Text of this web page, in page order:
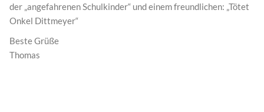
der „angefahrenen Schulkinder“ und einem freundlichen: „Tötet
Onkel Dittmeyer“
Beste Grüße
Thomas